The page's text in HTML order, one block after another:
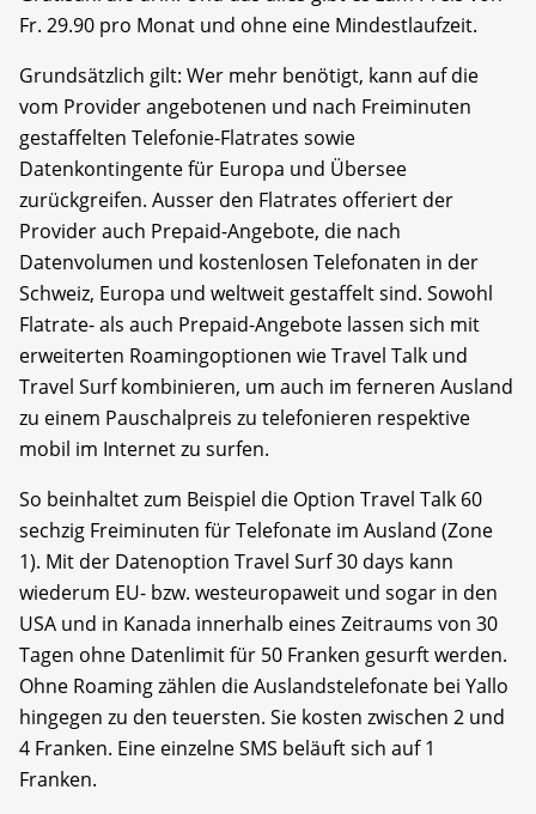
Fr. 29.90 pro Monat und ohne eine Mindestlaufzeit.
Grundsätzlich gilt: Wer mehr benötigt, kann auf die
vom Provider angebotenen und nach Freiminuten
gestaffelten Telefonie-Flatrates sowie
Datenkontingente für Europa und Übersee
zurückgreifen. Ausser den Flatrates offeriert der
Provider auch Prepaid-Angebote, die nach
Datenvolumen und kostenlosen Telefonaten in der
Schweiz, Europa und weltweit gestaffelt sind. Sowohl
Flatrate- als auch Prepaid-Angebote lassen sich mit
erweiterten Roamingoptionen wie Travel Talk und
Travel Surf kombinieren, um auch im ferneren Ausland
zu einem Pauschalpreis zu telefonieren respektive
mobil im Internet zu surfen.
So beinhaltet zum Beispiel die Option Travel Talk 60
sechzig Freiminuten für Telefonate im Ausland (Zone
1). Mit der Datenoption Travel Surf 30 days kann
wiederum EU- bzw. westeuropaweit und sogar in den
USA und in Kanada innerhalb eines Zeitraums von 30
Tagen ohne Datenlimit für 50 Franken gesurft werden.
Ohne Roaming zählen die Auslandstelefonate bei Yallo
hingegen zu den teuersten. Sie kosten zwischen 2 und
4 Franken. Eine einzelne SMS beläuft sich auf 1
Franken.